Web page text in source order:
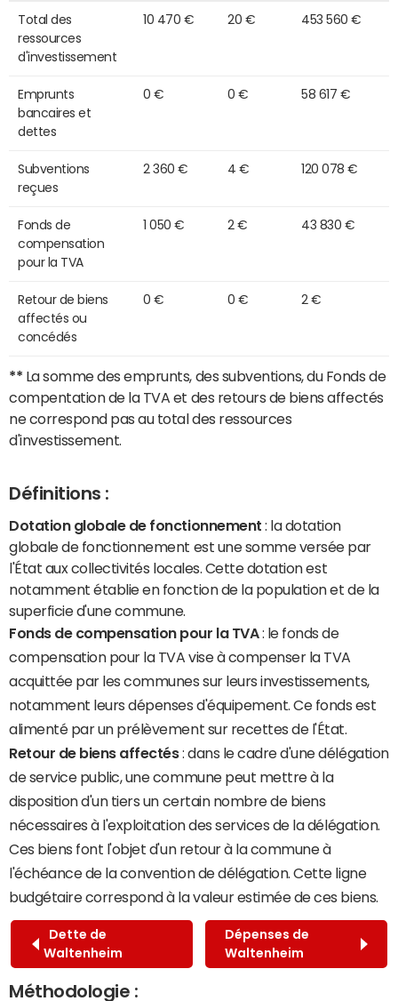
Total des
ressources
d'investissement
10 470 € 20 € 453 560 €
Emprunts
bancaires et
dettes
0 € 0 € 58 617 €
Subventions
reçues
2 360 € 4 € 120 078 €
Fonds de
compensation
pour la TVA
1 050 € 2 € 43 830 €
Retour de biens
affectés ou
concédés
0 € 0 € 2 €
** La somme des emprunts, des subventions, du Fonds de
compentation de la TVA et des retours de biens affectés
ne correspond pas au total des ressources
d'investissement.
Définitions :
Dotation globale de fonctionnement : la dotation
globale de fonctionnement est une somme versée par
l'État aux collectivités locales. Cette dotation est
notamment établie en fonction de la population et de la
superficie d'une commune.
Fonds de compensation pour la TVA: le fonds de
compensation pour la TVA vise à compenser la TVA
acquittée par les communes sur leurs investissements,
notamment leurs dépenses d'équipement. Ce fonds est
alimenté par un prélèvement sur recettes de l'État.
Retour de biens affectés: dans le cadre d'une délégation
de service public, une commune peut mettre à la
disposition d'un tiers un certain nombre de biens
nécessaires à l'exploitation des services de la délégation.
Ces biens font l'objet d'un retour à la commune à
l'échéance de la convention de délégation. Cette ligne
budgétaire correspond à la valeur estimée de ces biens.
Dette de
Waltenheim
Dépenses de
Waltenheim
Méthodologie :